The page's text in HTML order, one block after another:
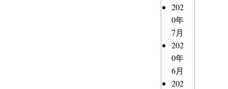
202
0年
7月
202
0年
6月
202